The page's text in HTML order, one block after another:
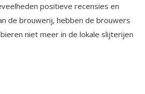
positieve recensies en
de brouwerij, hebben de brouwers
niet meer in de lokale slijterijen